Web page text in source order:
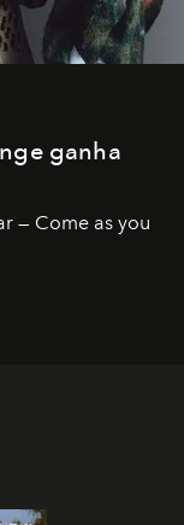
ganha
— Come as you